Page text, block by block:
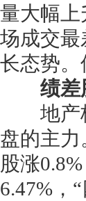
量大幅上
场成交
长态势。
绩差
地产板
盘的主
股涨
6.47%，